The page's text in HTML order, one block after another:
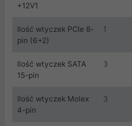
+12V1
Ilość wtyczek PCIe 8-
pin (6+2)
1
Ilość wtyczek SATA
15-pin
3
Ilość wtyczek Molex
4-pin
3